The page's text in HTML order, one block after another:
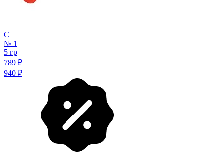
C
№ 1
5 гр
789 ₽
940 ₽